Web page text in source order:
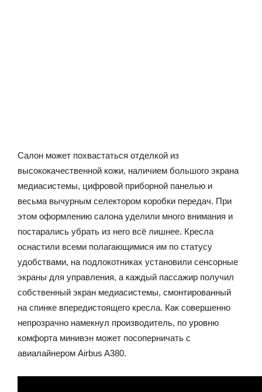
Салон может похвастаться отделкой из
высококачественной кожи, наличием большого экрана
медиасистемы, цифровой приборной панелью и
весьма вычурным селектором коробки передач. При
этом оформлению салона уделили много внимания и
постарались убрать из него всё лишнее. Кресла
оснастили всеми полагающимися им по статусу
удобствами, на подлокотниках установили сенсорные
экраны для управления, а каждый пассажир получил
собственный экран медиасистемы, смонтированный
на спинке впередистоящего кресла. Как совершенно
непрозрачно намекнул производитель, по уровню
комфорта минивэн может посоперничать с
авиалайнером Airbus A380.